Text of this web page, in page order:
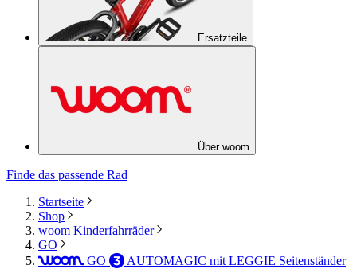
Ersatzteile
Über woom
Finde das passende Rad
Startseite
Shop
woom Kinderfahrräder
GO
woom GO 3 AUTOMAGIC mit LEGGIE Seitenständer